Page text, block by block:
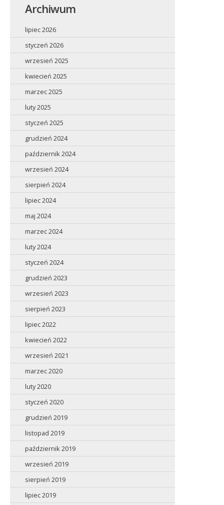
Archiwum
lipiec 2026
styczeń 2026
wrzesień 2025
kwiecień 2025
marzec 2025
luty 2025
styczeń 2025
grudzień 2024
październik 2024
wrzesień 2024
sierpień 2024
lipiec 2024
maj 2024
marzec 2024
luty 2024
styczeń 2024
grudzień 2023
wrzesień 2023
sierpień 2023
lipiec 2022
kwiecień 2022
wrzesień 2021
marzec 2020
luty 2020
styczeń 2020
grudzień 2019
listopad 2019
październik 2019
wrzesień 2019
sierpień 2019
lipiec 2019